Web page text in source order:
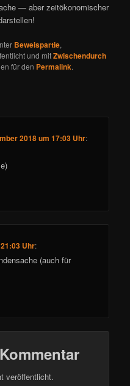
— aber zeitökonomischer
Beweispartie,
und mitZwischendurch
für den Permalink.
2018 um 17:03 Uhr:
Uhr:
(auch für
veröffentlicht.